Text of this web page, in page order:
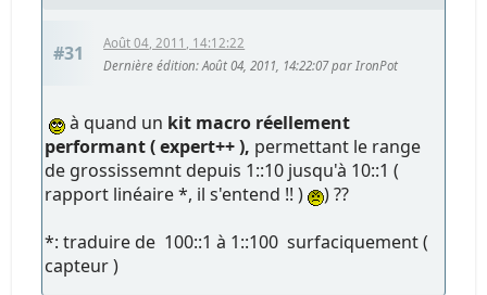
#31
Août 04, 2011, 14:12:22
Dernière édition: Août 04, 2011, 14:22:07 par IronPot
à quand un kit macro réellement
performant ( expert++ ), permettant le range
de grossissemnt depuis 1::10 jusqu'à 10::1 (
rapport linéaire *, il s'entend !! )
) ??
*: traduire de 100::1 à 1::100 surfaciquement (
capteur )